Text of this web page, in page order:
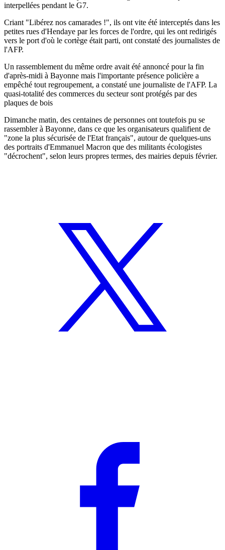
interpellées pendant le G7.
Criant "Libérez nos camarades !", ils ont vite été interceptés dans les
petites rues d'Hendaye par les forces de l'ordre, qui les ont redirigés
vers le port d'où le cortège était parti, ont constaté des journalistes de
l'AFP.
Un rassemblement du même ordre avait été annoncé pour la fin
d'après-midi à Bayonne mais l'importante présence policière a
empêché tout regroupement, a constaté une journaliste de l'AFP. La
quasi-totalité des commerces du secteur sont protégés par des
plaques de bois
Dimanche matin, des centaines de personnes ont toutefois pu se
rassembler à Bayonne, dans ce que les organisateurs qualifient de
"zone la plus sécurisée de l'Etat français", autour de quelques-uns
des portraits d'Emmanuel Macron que des militants écologistes
"décrochent", selon leurs propres termes, des mairies depuis février.